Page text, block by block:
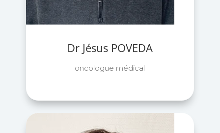
Dr Jésus POVEDA
oncologue médical